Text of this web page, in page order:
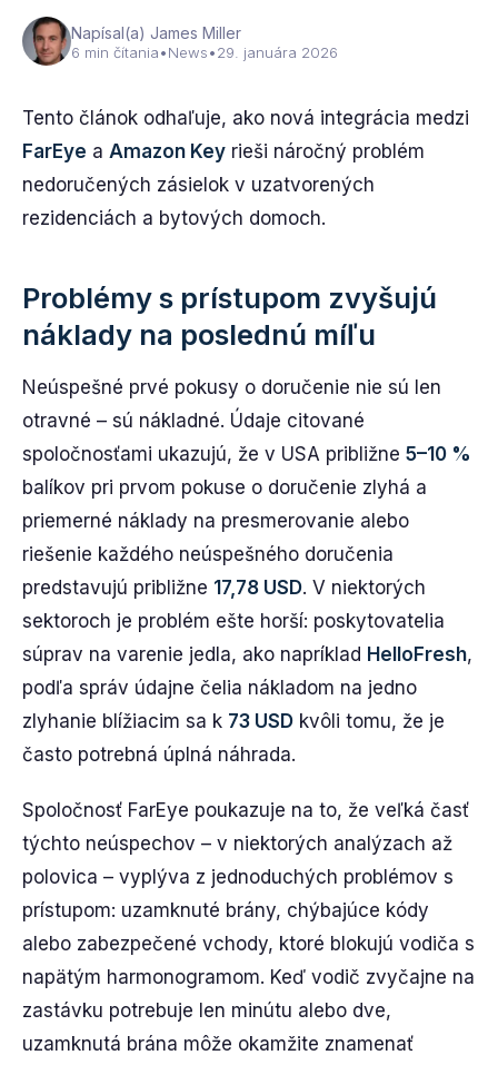
Napísal(a) James Miller
6 min čítania•News•29. januára 2026
Tento článok odhaľuje, ako nová integrácia medzi
FarEye a Amazon Key rieši náročný problém
nedoručených zásielok v uzatvorených
rezidenciách a bytových domoch.
Problémy s prístupom zvyšujú
náklady na poslednú míľu
Neúspešné prvé pokusy o doručenie nie sú len
otravné – sú nákladné. Údaje citované
spoločnosťami ukazujú, že v USA približne 5–10 %
balíkov pri prvom pokuse o doručenie zlyhá a
priemerné náklady na presmerovanie alebo
riešenie každého neúspešného doručenia
predstavujú približne 17,78 USD. V niektorých
sektoroch je problém ešte horší: poskytovatelia
súprav na varenie jedla, ako napríklad HelloFresh,
podľa správ údajne čelia nákladom na jedno
zlyhanie blížiacim sa k 73 USD kvôli tomu, že je
často potrebná úplná náhrada.
Spoločnosť FarEye poukazuje na to, že veľká časť
týchto neúspechov – v niektorých analýzach až
polovica – vyplýva z jednoduchých problémov s
prístupom: uzamknuté brány, chýbajúce kódy
alebo zabezpečené vchody, ktoré blokujú vodiča s
napätým harmonogramom. Keď vodič zvyčajne na
zastávku potrebuje len minútu alebo dve,
uzamknutá brána môže okamžite znamenať